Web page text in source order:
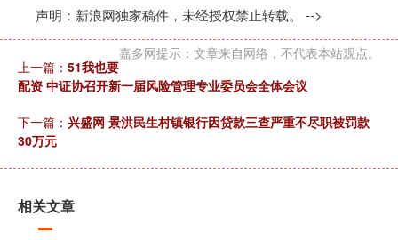
声明：新浪网独家稿件，未经授权禁止转载。 -->
嘉多网提示：文章来自网络，不代表本站观点。
上一篇： 51我也要
配资 中证协召开新一届风险管理专业委员会全体会议
下一篇： 兴盛网 景洪民生村镇银行因贷款三查严重不尽职被罚款
30万元
相关文章